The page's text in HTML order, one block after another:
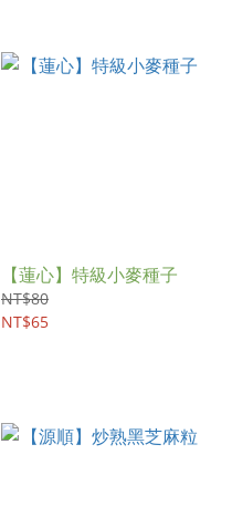
【蓮心】特級小麥種子
NT$80
NT$65